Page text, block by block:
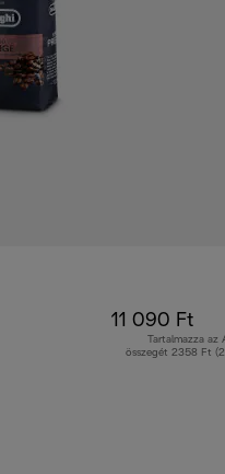
11 090 Ft
Tartalmazza az
összegét 2358 Ft